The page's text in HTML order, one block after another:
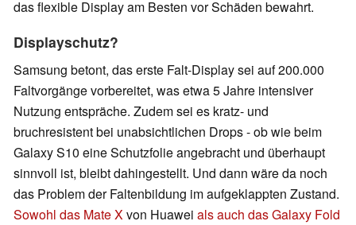
das flexible Display am Besten vor Schäden bewahrt.
Displayschutz?
Samsung betont, das erste Falt-Display sei auf 200.000
Faltvorgänge vorbereitet, was etwa 5 Jahre intensiver
Nutzung entspräche. Zudem sei es kratz- und
bruchresistent bei unabsichtlichen Drops - ob wie beim
Galaxy S10 eine Schutzfolie angebracht und überhaupt
sinnvoll ist, bleibt dahingestellt. Und dann wäre da noch
das Problem der Faltenbildung im aufgeklappten Zustand.
Sowohl das Mate Xvon Huawei als auch das Galaxy Fold